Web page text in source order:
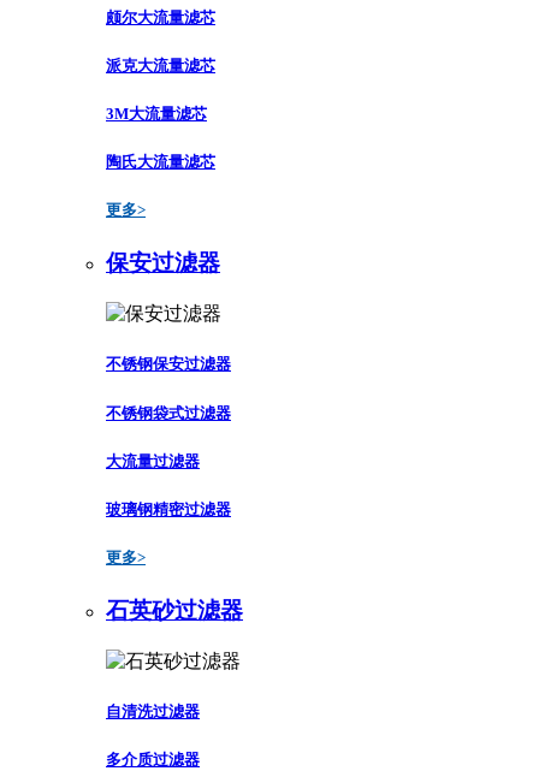
颇尔大流量滤芯
派克大流量滤芯
3M大流量滤芯
陶氏大流量滤芯
更多>
保安过滤器
不锈钢保安过滤器
不锈钢袋式过滤器
大流量过滤器
玻璃钢精密过滤器
更多>
石英砂过滤器
自清洗过滤器
多介质过滤器